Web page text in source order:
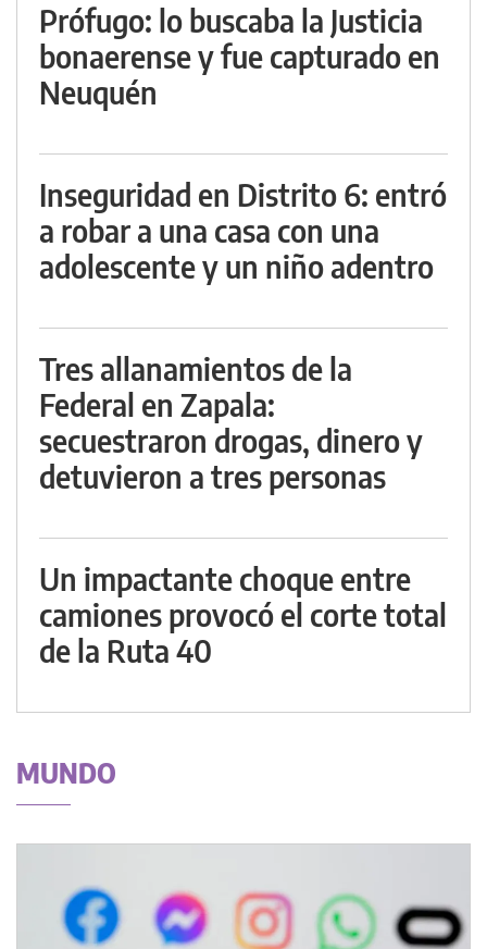
Prófugo: lo buscaba la Justicia
bonaerense y fue capturado en
Neuquén
Inseguridad en Distrito 6: entró
a robar a una casa con una
adolescente y un niño adentro
Tres allanamientos de la
Federal en Zapala:
secuestraron drogas, dinero y
detuvieron a tres personas
Un impactante choque entre
camiones provocó el corte total
de la Ruta 40
MUNDO